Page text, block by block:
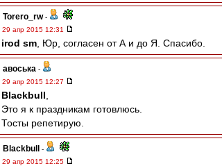
Torero_rw-
29 апр 2015 12:31
irod sm , Юр, согласен от А и до Я. Спасибо.
авоська -
29 апр 2015 12:27
Blackbull
Это я к праздникам готовлюсь.
Тосты репетирую.
Blackbull
-
29 апр 2015 12:25